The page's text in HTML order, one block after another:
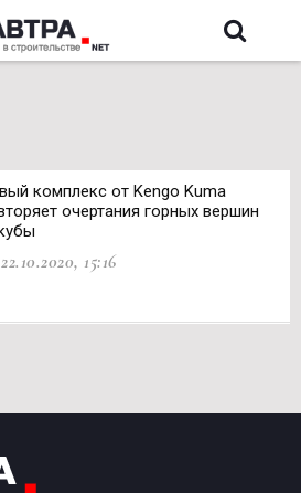
комплекс от Kengo Kuma
очертания горных вершин
22.10.2020, 15:16